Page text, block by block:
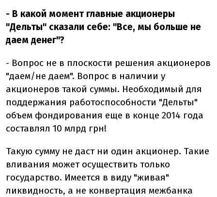
- В какой момент главные акционеры
"Дельты" сказали себе: "Все, мы больше не
даем денег"?
- Вопрос не в плоскости решения акционеров
"даем/не даем". Вопрос в наличии у
акционеров такой суммы. Необходимый для
поддержания работоспособности "Дельты"
объем фондирования еще в конце 2014 года
составлял 10 млрд грн!
Такую сумму не даст ни один акционер. Такие
вливания может осуществить только
государство. Имеется в виду "живая"
ликвидность, а не конвертация межбанка